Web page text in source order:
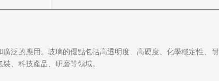
泛的應用。玻璃的優點包括高透明度、高硬度、化學穩定性、耐
、科技產品、研磨等領域。